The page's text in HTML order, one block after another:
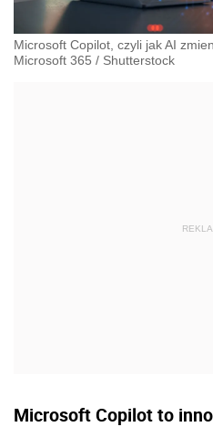
Microsoft Copilot, czyli jak AI
Microsoft 365 / Shutterstock
Microsoft Copilot to